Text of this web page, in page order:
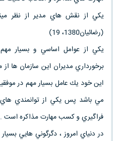
يكي از نقش هاي مدير از نظر
(رضائيان1380، 19)
يكي از عوامل اساسي و بسيار
برخورداري مديران اين سازمان ها
اين خود يك عامل بسيار مهم در
مي باشد پس يكي از توانمندي هاي
فراگيري و كسب مهارت مذاكره است .
در دنياي امروز ، دگرگوني هايي